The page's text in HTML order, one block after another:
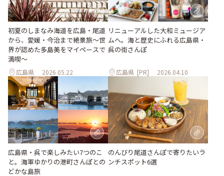
初夏のしまなみ海道を広島・尾道
から、愛媛・今治まで絶景旅〜世
界が認めた多島美をマイペースで
満喫〜
広島県 2026.05.22
リニューアルした大和ミュージア
ムへ。海と歴史にふれる広島県・
呉の街さんぽ
広島県 [PR] 2026.04.10
広島県・呉で楽しみたい7つのこ
と。海軍ゆかりの港町さんぽとの
どかな島旅
のんびり尾道さんぽで寄りたいラ
ンチスポット6選